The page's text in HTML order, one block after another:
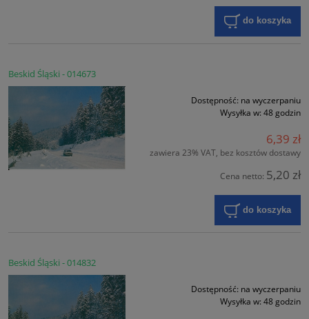
do koszyka
Beskid Śląski - 014673
Dostępność: na wyczerpaniu
Wysyłka w: 48 godzin
6,39 zł
zawiera 23% VAT, bez kosztów dostawy
Cena netto: 5,20 zł
do koszyka
Beskid Śląski - 014832
Dostępność: na wyczerpaniu
Wysyłka w: 48 godzin